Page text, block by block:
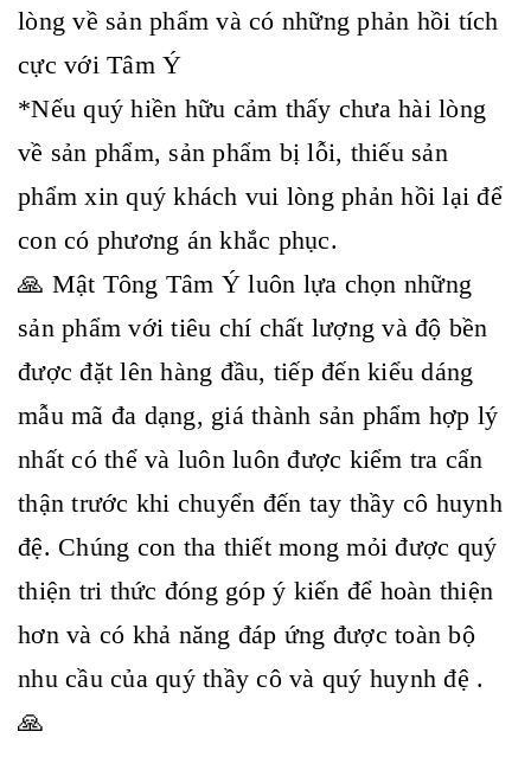
lòng về sản phẩm và có những phản hồi tích
cực với Tâm Ý
*Nếu quý hiền hữu cảm thấy chưa hài lòng
về sản phẩm, sản phẩm bị lỗi, thiếu sản
phẩm xin quý khách vui lòng phản hồi lại để
con có phương án khắc phục.
🙏 Mật Tông Tâm Ý luôn lựa chọn những
sản phẩm với tiêu chí chất lượng và độ bền
được đặt lên hàng đầu, tiếp đến kiểu dáng
mẫu mã đa dạng, giá thành sản phẩm hợp lý
nhất có thể và luôn luôn được kiểm tra cẩn
thận trước khi chuyển đến tay thầy cô huynh
đệ. Chúng con tha thiết mong mỏi được quý
thiện tri thức đóng góp ý kiến để hoàn thiện
hơn và có khả năng đáp ứng được toàn bộ
nhu cầu của quý thầy cô và quý huynh đệ .
🙏